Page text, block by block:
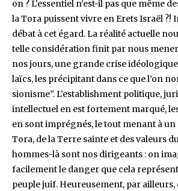
on ? L’essentiel n’est-il pas que même
la Tora puissent vivre en Erets Israël ?!
débat à cet égard. La réalité actuelle
telle considération finit par nous mener
nos jours, une grande crise
laïcs, les précipitant dans ce que l’on
sionisme”. L’establishment politique,
intellectuel en est fortement marqué,
en sont imprégnés, le tout menant à un
Tora, de la Terre sainte et des valeurs
hommes-là sont nos dirigeants : on
facilement le danger que cela
peuple juif. Heureusement, par ailleurs,